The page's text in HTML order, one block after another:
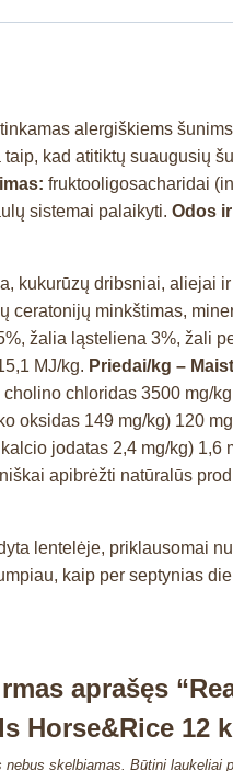
alergiškiems
kad atitiktų suaugusių
fruktooligosacharidai
sistemai palaikyti. Odos
kukurūzų dribsniai, aliejai
ceratonijų minkštimas,
žalia ląsteliena 3%, žali
MJ/kg. Priedai/kg –
chloridas 3500 mg/
oksidas 149 mg/kg) 120
jodatas 2,4 mg/kg) 1,6
apibrėžti natūralūs
lentelėje, priklausomai
kaip per septynias
aprašęs
Horse&Rice 12
skelbiamas. Būtini laukeliai